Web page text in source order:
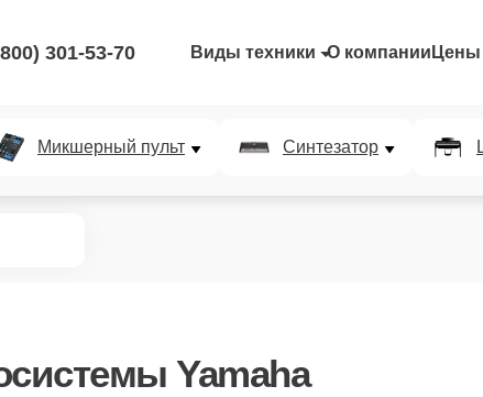
301-53-70 Виды техники О компании Цены
Микшерный пульт Синтезатор
Yamaha